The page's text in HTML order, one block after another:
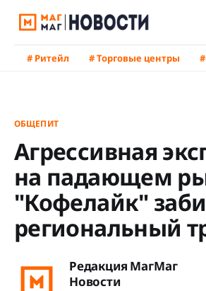
# Ритейл # Торговые центры
ОБЩЕПИТ
Агрессивная
на падающем
"Кофелайк"
региональный
Редакция МагМаг
Новости